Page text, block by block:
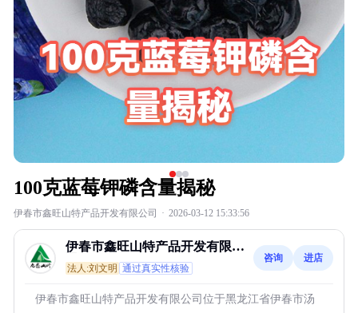
100克蓝莓钾磷含量揭秘
伊春市鑫旺山特产品开发有限公司 · 2026-03-12 15:33:56
伊春市鑫旺山特产品开发有限公
司
法人:刘文明 通过真实性核验
咨询 进店
伊春市鑫旺山特产品开发有限公司位于黑龙江省伊春市汤